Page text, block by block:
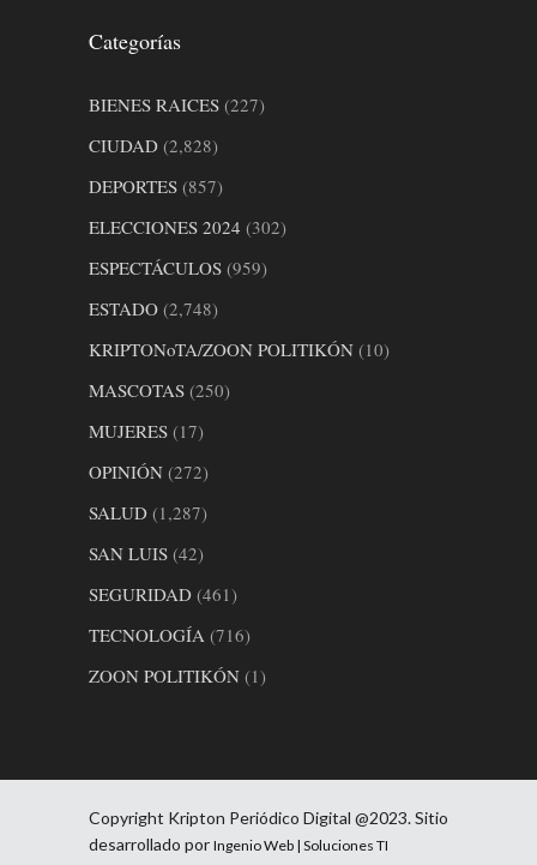
Categorías
BIENES RAICES (227)
CIUDAD (2,828)
DEPORTES (857)
ELECCIONES 2024 (302)
ESPECTÁCULOS (959)
ESTADO (2,748)
KRIPTONoTA/ZOON POLITIKÓN (10)
MASCOTAS (250)
MUJERES (17)
OPINIÓN (272)
SALUD (1,287)
SAN LUIS (42)
SEGURIDAD (461)
TECNOLOGÍA (716)
ZOON POLITIKÓN (1)
Copyright Kripton Periódico Digital @2023. Sitio
desarrollado por Ingenio Web | Soluciones TI